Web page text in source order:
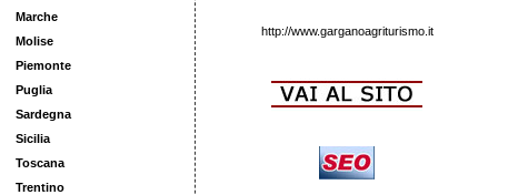
Marche
Molise
Piemonte
Puglia
Sardegna
Sicilia
Toscana
Trentino
http://www.garganoagriturismo.it